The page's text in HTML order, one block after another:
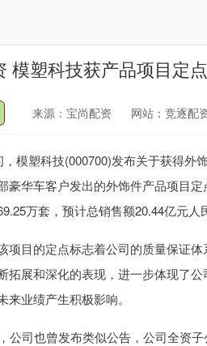
模塑科技获产品项目定
来源：宝尚配资 网站：竞逐配
，模塑科技(000700)发布关于获得外
豪华车客户发出的外饰件产品项目
万套，预计总销售额20.44亿元人
项目的定点标志着公司的质量保证
拓展和深化的表现，进一步体现了
来业绩产生积极影响。
公司也曾发布类似公告，公司全资